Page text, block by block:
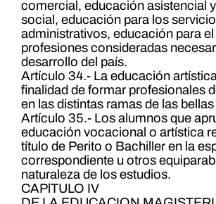
comercial, educación asistencial
social, educación para los
administrativos, educación para
profesiones consideradas
desarrollo del país.
Artículo 34.- La educación
finalidad de formar profesionales
en las distintas ramas de las
Artículo 35.- Los alumnos que
educación vocacional o artística
título de Perito o Bachiller en la
correspondiente u otros
naturaleza de los estudios.
CAPlTULO IV